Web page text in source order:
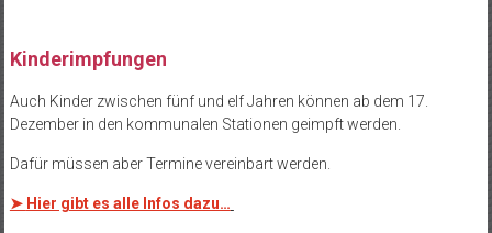
Kinderimpfungen
Auch Kinder zwischen fünf und elf Jahren können ab dem 17.
Dezember in den kommunalen Stationen geimpft werden.
Dafür müssen aber Termine vereinbart werden.
➤ Hier gibt es alle Infos dazu…